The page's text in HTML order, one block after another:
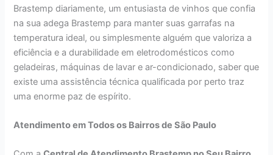
Brastemp diariamente, um entusiasta de vinhos que confia
na sua adega Brastemp para manter suas garrafas na
temperatura ideal, ou simplesmente alguém que valoriza a
eficiência e a durabilidade em eletrodomésticos como
geladeiras, máquinas de lavar e ar-condicionado, saber que
existe uma assistência técnica qualificada por perto traz
uma enorme paz de espírito.
Atendimento em Todos os Bairros de São Paulo